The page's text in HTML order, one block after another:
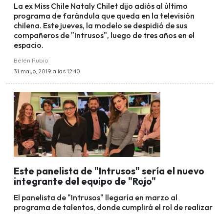
La ex Miss Chile Nataly Chilet dijo adiós al último
programa de farándula que queda en la televisión
chilena. Este jueves, la modelo se despidió de sus
compañeros de "Intrusos", luego de tres años en el
espacio.
Belén Rubio
31 mayo, 2019 a las 12:40
Este panelista de "Intrusos" sería el nuevo
integrante del equipo de "Rojo"
El panelista de "Intrusos" llegaría en marzo al
programa de talentos, donde cumplirá el rol de realizar